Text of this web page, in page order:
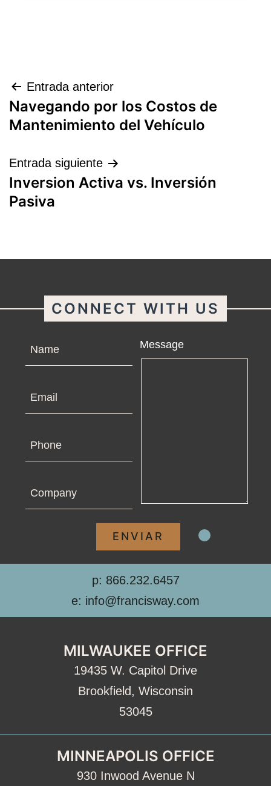
Navegación
de
Entrada anterior
Navegando por los Costos de
Mantenimiento del Vehículo
Entrada siguiente
Inversion Activa vs. Inversión
Pasiva
CONNECT WITH US
Message
p: 866.232.6457
e: info@francisway.com
MILWAUKEE OFFICE
19435 W. Capitol Drive
Brookfield, Wisconsin
53045
MINNEAPOLIS OFFICE
930 Inwood Avenue N